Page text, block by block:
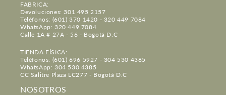
FABRICA:
Devoluciones: 301 495 2157
Teléfonos: (601) 370 1420 - 320 449 7084
WhatsApp: 320 449 7084
Calle 1A # 27A - 56 - Bogotá D.C
TIENDA FÍSICA:
Teléfonos: (601) 696 5927 - 304 530 4385
WhatsApp: 304 530 4385
CC Salitre Plaza LC277 - Bogotá D.C
NOSOTROS